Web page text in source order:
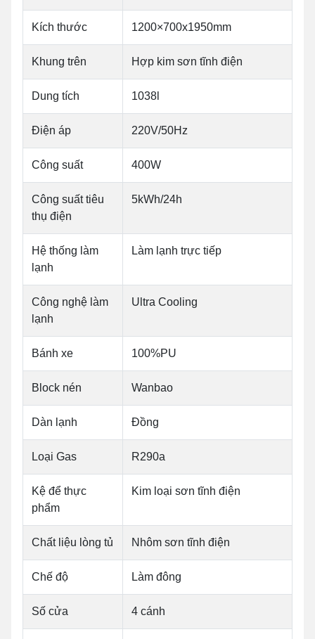
Kích thước 1200×700x1950mm
Khung trên Hợp kim sơn tĩnh điện
Dung tích 1038l
Điện áp 220V/50Hz
Công suất 400W
Công suất tiêu
thụ điện
5kWh/24h
Hệ thống làm
lạnh
Làm lạnh trực tiếp
Công nghệ làm
lạnh
Ultra Cooling
Bánh xe 100%PU
Block nén Wanbao
Dàn lạnh Đồng
Loại Gas R290a
Kệ để thực
phẩm
Kim loại sơn tĩnh điện
Chất liệu lòng tủ Nhôm sơn tĩnh điện
Chế độ Làm đông
Số cửa 4 cánh